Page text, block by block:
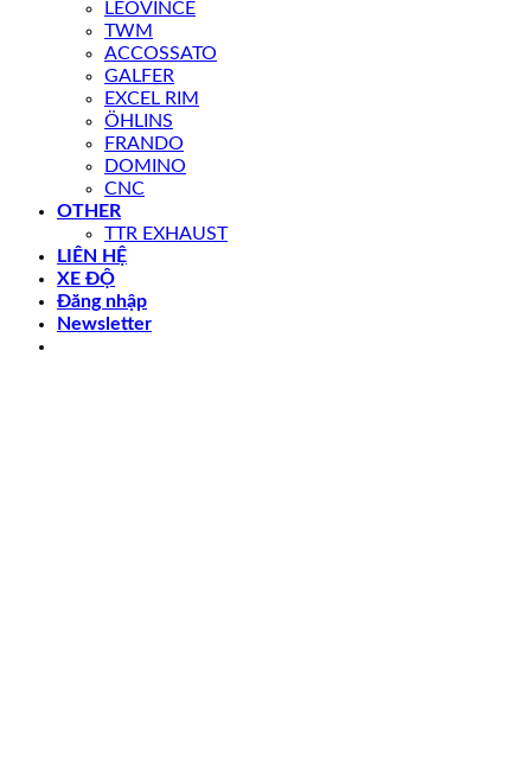
LEOVINCE
TWM
ACCOSSATO
GALFER
EXCEL RIM
ÖHLINS
FRANDO
DOMINO
CNC
OTHER
TTR EXHAUST
LIÊN HỆ
XE ĐỘ
Đăng nhập
Newsletter